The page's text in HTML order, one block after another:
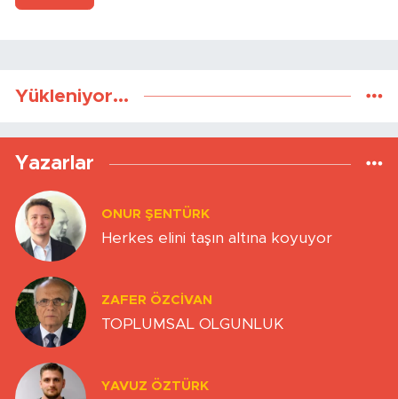
Yükleniyor...
Yazarlar
ONUR ŞENTÜRK
Herkes elini taşın altına koyuyor
ZAFER ÖZCIVAN
TOPLUMSAL OLGUNLUK
YAVUZ ÖZTÜRK